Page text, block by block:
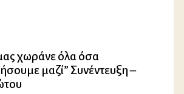
χωράνε όλα όσα
μαζί” Συνέντευξη –